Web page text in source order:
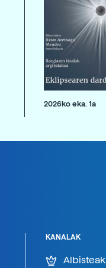
2026ko eka. 1a
KANALAK
Albisteak